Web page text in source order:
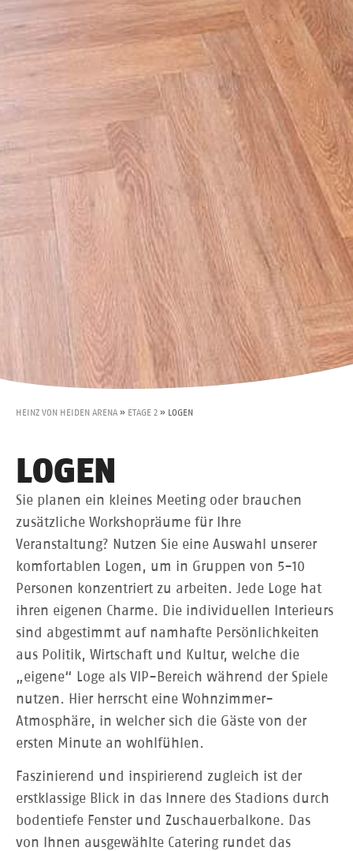
HEINZ VON HEIDEN ARENA » ETAGE 2 » LOGEN
LOGEN
Sie planen ein kleines Meeting oder brauchen
zusätzliche Workshopräume für Ihre
Veranstaltung? Nutzen Sie eine Auswahl unserer
komfortablen Logen, um in Gruppen von 5-10
Personen konzentriert zu arbeiten. Jede Loge hat
ihren eigenen Charme. Die individuellen Interieurs
sind abgestimmt auf namhafte Persönlichkeiten
aus Politik, Wirtschaft und Kultur, welche die
„eigene“ Loge als VIP-Bereich während der Spiele
nutzen. Hier herrscht eine Wohnzimmer-
Atmosphäre, in welcher sich die Gäste von der
ersten Minute an wohlfühlen.
Faszinierend und inspirierend zugleich ist der
erstklassige Blick in das Innere des Stadions durch
bodentiefe Fenster und Zuschauerbalkone. Das
von Ihnen ausgewählte Catering rundet das